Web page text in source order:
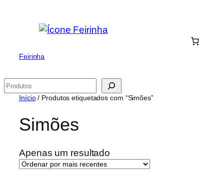
Feirinha
Pesquisar
Início/ Produtos etiquetados com “Simões”
Simões
Apenas um resultado